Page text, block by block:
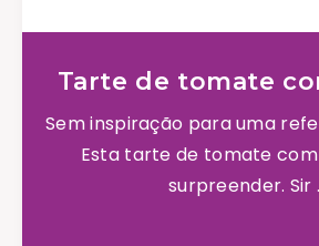
Tarte de tomate
Sem inspiração para uma
Esta tarte de tomate
surpreender. Sir